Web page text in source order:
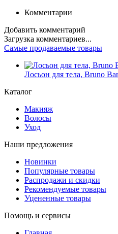
Комментарии
Добавить комментарий
Загрузка комментариев...
Самые продаваемые товары
Лосьон для тела, Bruno
Каталог
Макияж
Волосы
Уход
Наши предложения
Новинки
Популярные товары
Распродажи и скидки
Рекомендуемые товары
Уцененные товары
Помощь и сервисы